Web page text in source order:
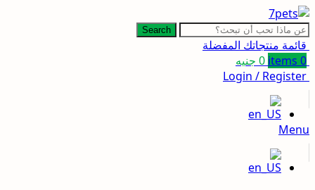
Search
قائمة منتجاتك المفضلة
0
items
0 جنيه
Login / Register
Menu